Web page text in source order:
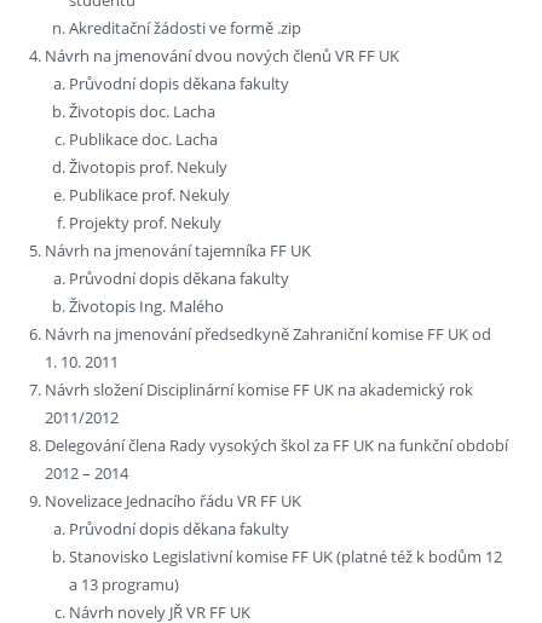
Akreditační žádosti ve formě .zip
Návrh na jmenování dvou nových členů VR FF UK
Průvodní dopis děkana fakulty
Životopis doc. Lacha
Publikace doc. Lacha
Životopis prof. Nekuly
Publikace prof. Nekuly
Projekty prof. Nekuly
Návrh na jmenování tajemníka FF UK
Průvodní dopis děkana fakulty
Životopis Ing. Malého
Návrh na jmenování předsedkyně Zahraniční komise FF UK od
1. 10. 2011
Návrh složení Disciplinární komise FF UK na akademický rok
2011/2012
Delegování člena Rady vysokých škol za FF UK na funkční období
2012 – 2014
Novelizace Jednacího řádu VR FF UK
Průvodní dopis děkana fakulty
Stanovisko Legislativní komise FF UK (platné též k bodům 12
a 13 programu)
Návrh novely JŘ VR FF UK